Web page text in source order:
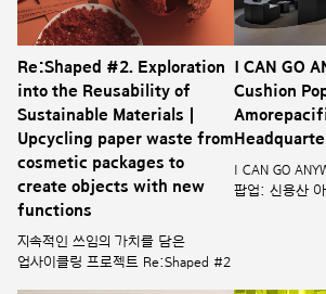
Re:Shaped #2. Exploration
into the Reusability of
Sustainable Materials |
Upcycling paper waste from
cosmetic packages to
create objects with new
functions
지속적인 쓰임의 가치를 담은
업사이클링 프로젝트 Re:Shaped #2
I CAN GO
Cushion
I CAN GO
팝업: 신용산